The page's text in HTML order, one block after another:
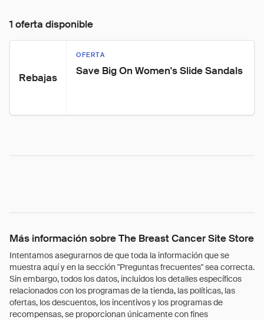
1 oferta disponible
Rebajas
OFERTA
Save Big On Women's Slide Sandals
Más información sobre The Breast Cancer Site Store
Intentamos asegurarnos de que toda la información que se
muestra aquí y en la sección "Preguntas frecuentes" sea correcta.
Sin embargo, todos los datos, incluidos los detalles específicos
relacionados con los programas de la tienda, las políticas, las
ofertas, los descuentos, los incentivos y los programas de
recompensas, se proporcionan únicamente con fines